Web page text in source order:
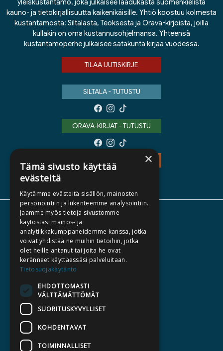
yleiskustantamo, joka julkaisee laadukasta suomenkielistä
kauno- ja tietokirjallisuutta kaikenikäisille. Yhtiö koostuu kolmesta
kustantamosta: Siltalasta, Teoksesta ja Orava-kirjoista, joilla
kullakin on oma kustannusohjelmansa. Yhteensä
kustantamoperhe julkaisee satakunta kirjaa vuodessa.
TILAA UUTISKIRJE
SILTALA - TUTUSTU
ORAVA-KIRJAT - TUTUSTU
TIETOA MEISTÄ
TEKIJÄT
KATALOGIT
AJANKOHTAISTA
HALUATKO KIRJAILIJAKSI
LASKUTUSOSOITTEET
×
Tämä sivusto käyttää
evästeitä
Käytämme evästeitä sisällön, mainosten
personointiin ja liikenteemme analysointiin.
Jaamme myös tietoja sivustomme
käytöstäsi mainos- ja
analytiikkakumppaneidemme kanssa, jotka
voivat yhdistää ne muihin tietoihin, jotka
olet heille antanut tai joita he ovat
keränneet käyttäessäsi palveluitaan.
Tietosuojakäytäntö
EHDOTTOMASTI
VÄLTTÄMÄTTÖMÄT
SUORITUSKYVYLLISET
KOHDENTAVAT
TOIMINNALLISET